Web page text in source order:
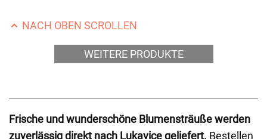
NACH OBEN SCROLLEN
WEITERE PRODUKTE
Frische und wunderschöne Blumensträuße werden
zuverlässig direkt nach Lukavice geliefert. Bestellen